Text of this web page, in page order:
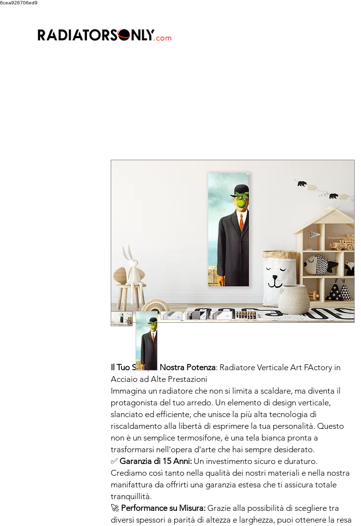
6cea926706ed9
Il Tuo Stile, la Nostra Potenza: Radiatore Verticale Art FActory in
Acciaio ad Alte Prestazioni
Immagina un radiatore che non si limita a scaldare, ma diventa il
protagonista del tuo arredo. Un elemento di design verticale,
slanciato ed efficiente, che unisce la più alta tecnologia di
riscaldamento alla libertà di esprimere la tua personalità. Questo
non è un semplice termosifone, è una tela bianca pronta a
trasformarsi nell'opera d'arte che hai sempre desiderato.
✅ Garanzia di 15 Anni: Un investimento sicuro e duraturo.
Crediamo così tanto nella qualità dei nostri materiali e nella nostra
manifattura da offrirti una garanzia estesa che ti assicura totale
tranquillità.
🚀 Performance su Misura: Grazie alla possibilità di scegliere tra
diversi spessori a parità di altezza e larghezza, puoi ottenere la resa